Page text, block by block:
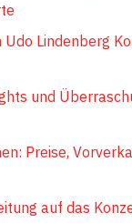
Udo Lindenberg
und
Preise,
auf das